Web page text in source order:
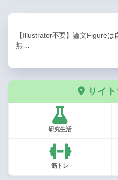
【Illustrator不要】論文Figureは
無…
サイ
研究生活
筋トレ